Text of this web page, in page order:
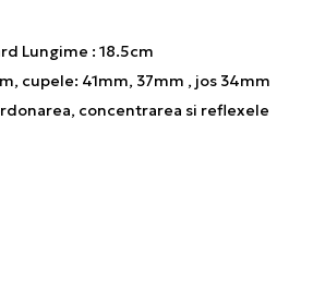
Lungime : 18.5cm
cupele: 41mm, 37mm , jos 34mm
concentrarea si reflexele